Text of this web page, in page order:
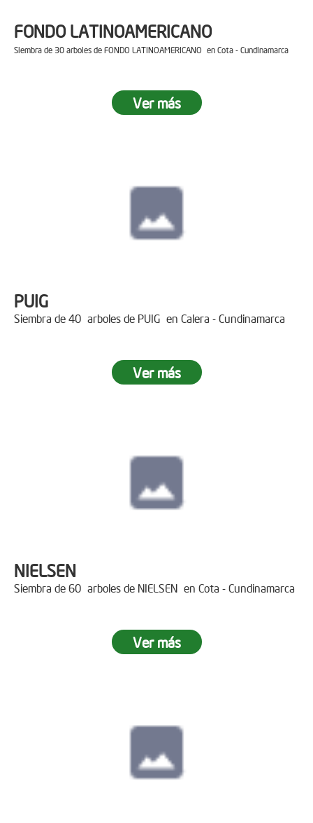
FONDO LATINOAMERICANO
Siembra de 30 arboles de FONDO LATINOAMERICANO en Cota - Cundinamarca
Ver más
PUIG
Siembra de 40 arboles de PUIG en Calera - Cundinamarca
Ver más
NIELSEN
Siembra de 60 arboles de NIELSEN en Cota - Cundinamarca
Ver más